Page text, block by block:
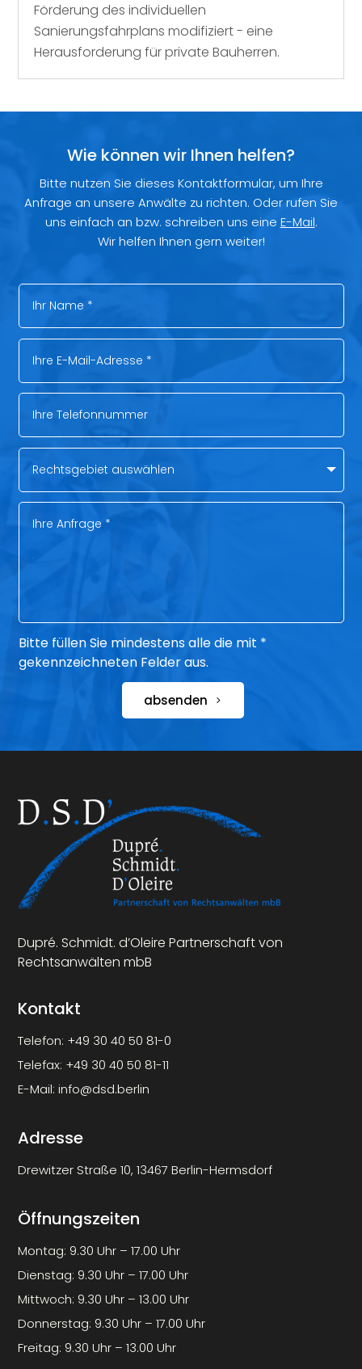
Förderung des individuellen
Sanierungsfahrplans modifiziert - eine
Herausforderung für private Bauherren.
Wie können wir Ihnen helfen?
Bitte nutzen Sie dieses Kontaktformular, um Ihre
Anfrage an unsere Anwälte zu richten. Oder rufen Sie
uns einfach an bzw. schreiben uns eine E-Mail.
Wir helfen Ihnen gern weiter!
Bitte füllen Sie mindestens alle die mit *
gekennzeichneten Felder aus.
absenden
Dupré. Schmidt. d’Oleire Partnerschaft von
Rechtsanwälten mbB
Kontakt
Telefon: +49 30 40 50 81-0
Telefax: +49 30 40 50 81-11
E-Mail:info@dsd.berlin
Adresse
Drewitzer Straße 10, 13467 Berlin-Hermsdorf
Öffnungszeiten
Montag: 9.30 Uhr – 17.00 Uhr
Dienstag: 9.30 Uhr – 17.00 Uhr
Mittwoch: 9.30 Uhr – 13.00 Uhr
Donnerstag: 9.30 Uhr – 17.00 Uhr
Freitag: 9.30 Uhr – 13.00 Uhr